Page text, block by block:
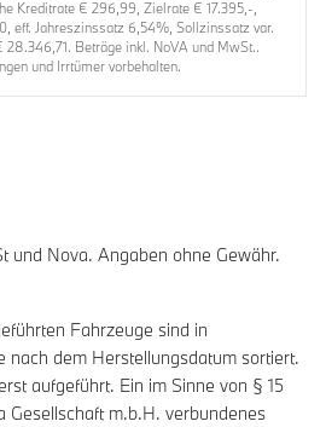
Kreditrate € 296,99, Zielrate € 17.395,-,
eff. Jahreszinssatz 6,54%, Sollzinssatz var.
Beträge inkl. NoVA und MwSt..
und Irrtümer vorbehalten.
und Nova. Angaben ohne Gewähr.
Fahrzeuge sind in
nach dem Herstellungsdatum sortiert.
aufgeführt. Ein im Sinne von § 15
Gesellschaft m.b.H. verbundenes